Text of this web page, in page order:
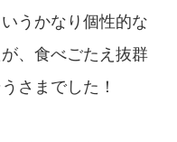
うかなり個性的な
、食べごたえ抜群
さまでした！